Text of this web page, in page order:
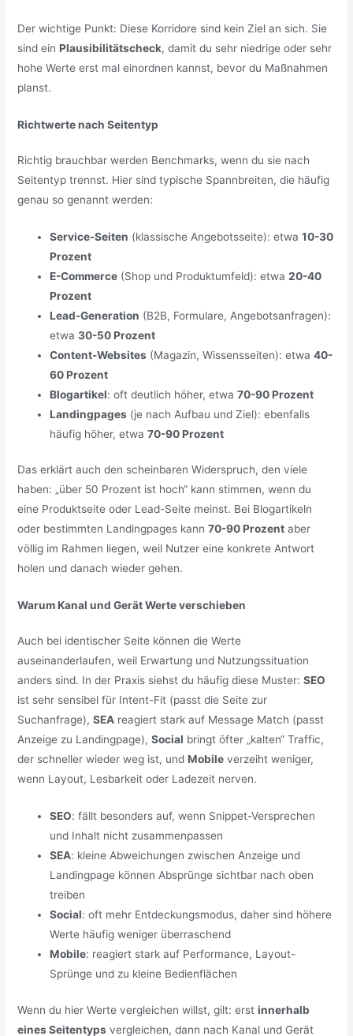
Der wichtige Punkt: Diese Korridore sind kein Ziel an sich. Sie
sind einPlausibilitätscheck, damit du sehr niedrige oder sehr
hohe Werte erst mal einordnen kannst, bevor du Maßnahmen
planst.
Richtwerte nach Seitentyp
Richtig brauchbar werden Benchmarks, wenn du sie nach
Seitentyp trennst. Hier sind typische Spannbreiten, die häufig
genau so genannt werden:
Service-Seiten (klassische Angebotsseite): etwa10-30
Prozent
E-Commerce (Shop und Produktumfeld): etwa20-40
Prozent
Lead-Generation (B2B, Formulare, Angebotsanfragen):
etwa30-50 Prozent
Content-Websites (Magazin, Wissensseiten): etwa40-
60 Prozent
Blogartikel: oft deutlich höher, etwa70-90 Prozent
Landingpages (je nach Aufbau und Ziel): ebenfalls
häufig höher, etwa70-90 Prozent
Das erklärt auch den scheinbaren Widerspruch, den viele
haben: „über 50 Prozent ist hoch“ kann stimmen, wenn du
eine Produktseite oder Lead-Seite meinst. Bei Blogartikeln
oder bestimmten Landingpages kann70-90 Prozent aber
völlig im Rahmen liegen, weil Nutzer eine konkrete Antwort
holen und danach wieder gehen.
Warum Kanal und Gerät Werte verschieben
Auch bei identischer Seite können die Werte
auseinanderlaufen, weil Erwartung und Nutzungssituation
anders sind. In der Praxis siehst du häufig diese Muster:SEO
ist sehr sensibel für Intent-Fit (passt die Seite zur
Suchanfrage),SEA reagiert stark auf Message Match (passt
Anzeige zu Landingpage),Social bringt öfter „kalten“ Traffic,
der schneller wieder weg ist, undMobile verzeiht weniger,
wenn Layout, Lesbarkeit oder Ladezeit nerven.
SEO: fällt besonders auf, wenn Snippet-Versprechen
und Inhalt nicht zusammenpassen
SEA: kleine Abweichungen zwischen Anzeige und
Landingpage können Absprünge sichtbar nach oben
treiben
Social: oft mehr Entdeckungsmodus, daher sind höhere
Werte häufig weniger überraschend
Mobile: reagiert stark auf Performance, Layout-
Sprünge und zu kleine Bedienflächen
Wenn du hier Werte vergleichen willst, gilt: erstinnerhalb
eines Seitentyps vergleichen, dann nach Kanal und Gerät